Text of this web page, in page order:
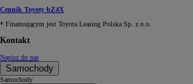
Cennik Toyoty bZ4X
* Finansującym jest Toyota Leasing Polska Sp. z o.o.
Kontakt
Napisz do nas
Samochody
Samochody